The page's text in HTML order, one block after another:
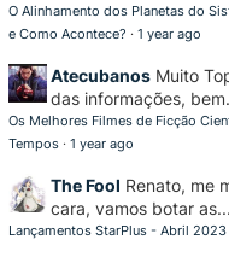
O Alinhamento dos Planetas do
e Como Acontece? · 1 year ago
Atecubanos Muito
das informações,
Os Melhores Filmes de Ficção
Tempos· 1 year ago
The Fool Renato, me
cara, vamos botar as...
Lançamentos StarPlus - Abril 2023